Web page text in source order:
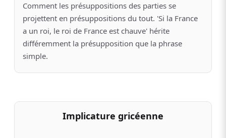
Comment les présuppositions des parties se
projettent en présuppositions du tout. 'Si la France
a un roi, le roi de France est chauve' hérite
différemment la présupposition que la phrase
simple.
Implicature gricéenne